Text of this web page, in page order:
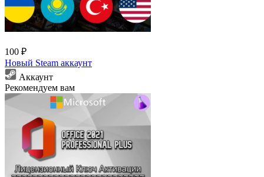
100 ₽
Новый Steam аккаунт
Аккаунт
Рекомендуем вам